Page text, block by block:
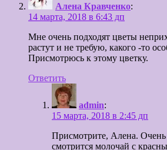
Алена Кравченко:
14 марта, 2018 в 6:43 дп
Мне очень подходят цветы
растут и не требую, какого -то
Присмотрюсь к этому цветку.
Ответить
admin:
15 марта, 2018 в 2:45 дп
Присмотрите, Алена. Очень
смотрится молочай с